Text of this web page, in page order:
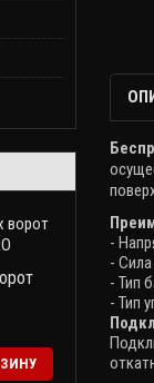
-
- Сила
- Тип
- Тип